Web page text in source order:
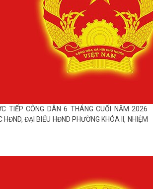
TIẾP CÔNG DÂN 6 THÁNG CUỐI NĂM 2026
HĐND, ĐẠI BIỂU HĐND PHƯỜNG KHÓA II, NHIỆM